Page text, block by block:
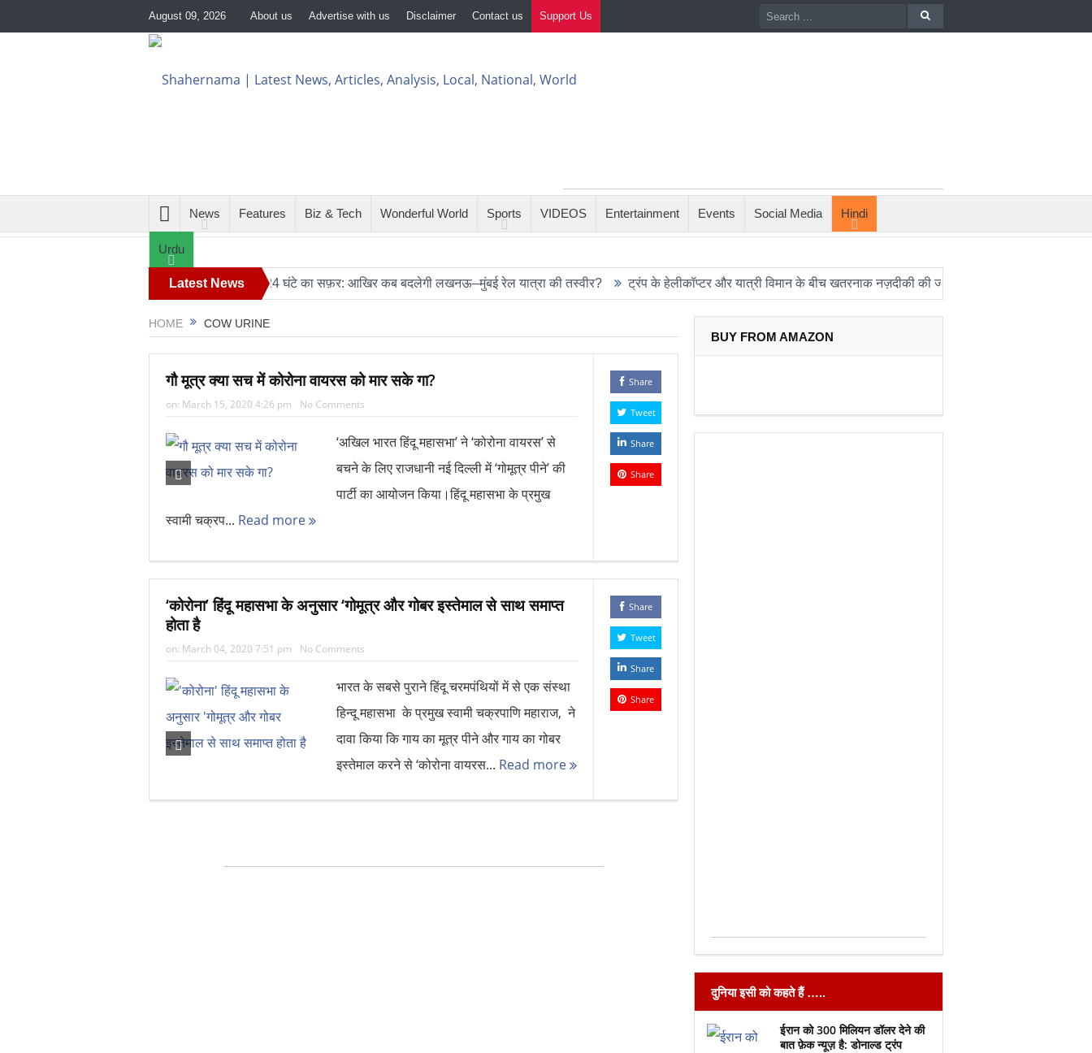
August 09, 2026 About us Advertise with us Disclaimer Contact us Support Us
News Features Biz & Tech Wonderful World Sports VIDEOS Entertainment Events Social Media Hindi
Urdu
Latest News
देखते हुए सुरक्षा एजेंसियों को हाई अलर्ट 24 घंटे का सफ़र: आखिर कब बदलेगी लखनऊ–मुंबई रेल यात्रा की तस्वीर? ट्रंप के हेलीकॉप्टर और यात्री विमान के बीच खतरनाक नज़दीकी की जांच रिपोर्ट: अपनी कक्षा से भटका
HOME COW URINE
गौ मूत्र क्या सच में कोरोना वायरस को मार सके गा?
on: March 15, 2020 4:26 pm No Comments
‘अखिल भारत हिंदू महासभा’ ने ‘कोरोना वायरस’ से
बचने के लिए राजधानी नई दिल्ली में ‘गोमूत्र पीने’ की
पार्टी का आयोजन किया।हिंदू महासभा के प्रमुख
स्वामी चक्रप... Read more
Share
Tweet
Share
Share
‘कोरोना’ हिंदू महासभा के अनुसार ‘गोमूत्र और गोबर इस्तेमाल से साथ समाप्त
होता है
on: March 04, 2020 7:51 pm No Comments
भारत के सबसे पुराने हिंदू चरमपंथियों में से एक संस्था
हिन्दू महासभा के प्रमुख स्वामी चक्रपाणि महाराज, ने
दावा किया कि गाय का मूत्र पीने और गाय का गोबर
इस्तेमाल करने से ‘कोरोना वायरस... Read more
Share
Tweet
Share
Share
BUY FROM AMAZON
दुनिया इसी को कहते हैं …..
ईरान को 300 मिलियन डॉलर देने की
बात फ़ेक न्यूज़ है: डोनाल्ड ट्रंप